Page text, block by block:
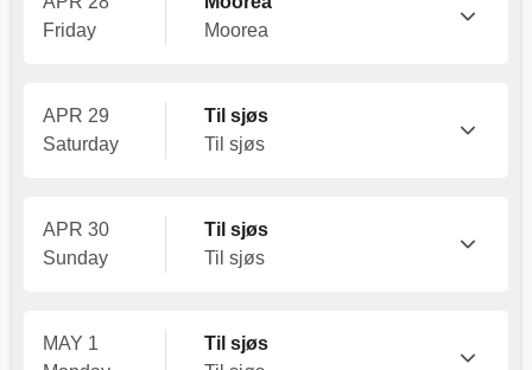
Friday
Moorea
APR 29
Saturday
Til sjøs
Til sjøs
APR 30
Sunday
Til sjøs
Til sjøs
MAY 1
Til sjøs